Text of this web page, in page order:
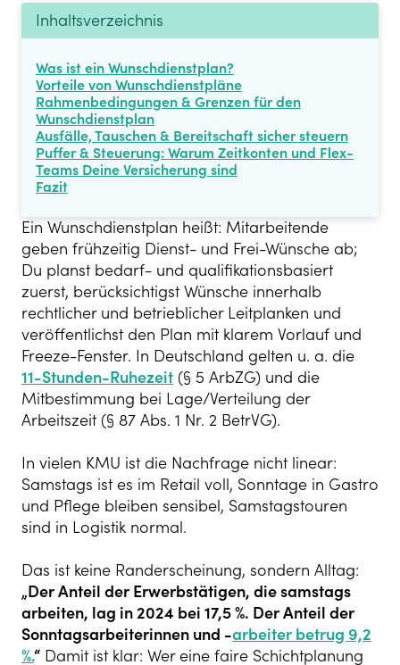
Inhaltsverzeichnis
Was ist ein Wunschdienstplan?
Vorteile von Wunschdienstpläne
Rahmenbedingungen & Grenzen für den
Wunschdienstplan
Ausfälle, Tauschen & Bereitschaft sicher steuern
Puffer & Steuerung: Warum Zeitkonten und Flex-
Teams Deine Versicherung sind
Fazit
Ein Wunschdienstplan heißt: Mitarbeitende
geben frühzeitig Dienst- und Frei-Wünsche ab;
Du planst bedarf- und qualifikationsbasiert
zuerst, berücksichtigst Wünsche innerhalb
rechtlicher und betrieblicher Leitplanken und
veröffentlichst den Plan mit klarem Vorlauf und
Freeze-Fenster. In Deutschland gelten u. a. die
11-Stunden-Ruhezeit (§ 5 ArbZG) und die
Mitbestimmung bei Lage/Verteilung der
Arbeitszeit (§ 87 Abs. 1 Nr. 2 BetrVG).
In vielen KMU ist die Nachfrage nicht linear:
Samstags ist es im Retail voll, Sonntage in Gastro
und Pflege bleiben sensibel, Samstagstouren
sind in Logistik normal.
Das ist keine Randerscheinung, sondern Alltag:
„Der Anteil der Erwerbstätigen, die samstags
arbeiten, lag in 2024 bei 17,5 %. Der Anteil der
Sonntagsarbeiterinnen und -arbeiter betrug 9,2
%.“ Damit ist klar: Wer eine faire Schichtplanung